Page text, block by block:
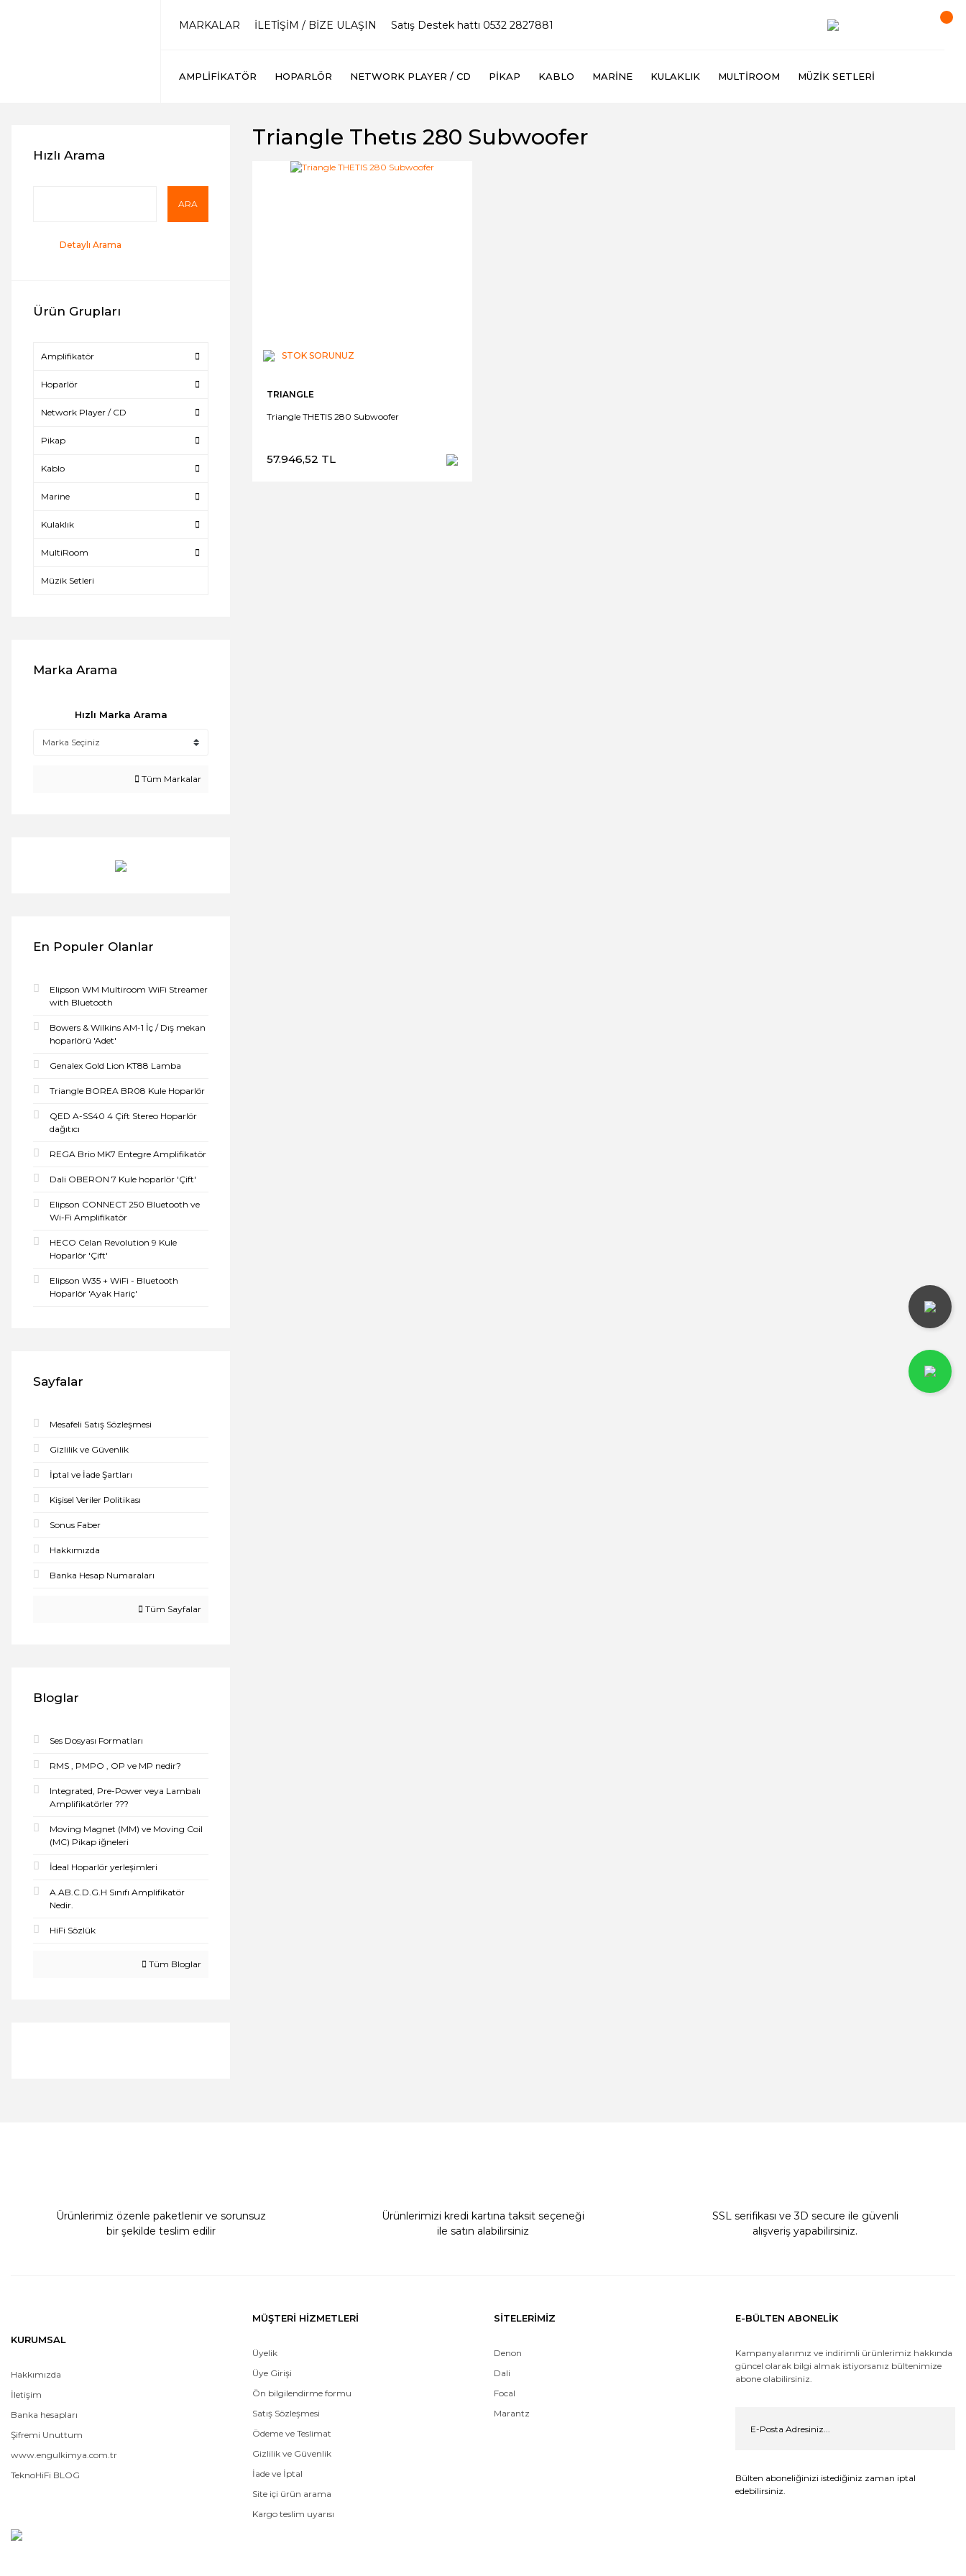
MARKALAR İLETİŞİM / BİZE ULAŞIN Satış Destek hattı 0532 2827881
AMPLIFIKATÖR HOPARLÖR NETWORK PLAYER / CD PIKAP KABLO MARINE KULAKLIK MULTIROOM MÜZIK SETLERI
Hızlı Arama
ARA
Detaylı Arama
Ürün Grupları
Amplifikatör
Hoparlör
Network Player / CD
Pikap
Kablo
Marine
Kulaklık
MultiRoom
Müzik Setleri
Marka Arama
Hızlı Marka Arama
Tüm Markalar
En Populer Olanlar
Elipson WM Multiroom WiFi Streamer
with Bluetooth
Bowers & Wilkins AM-1 İç / Dış mekan
hoparlörü 'Adet'
Genalex Gold Lion KT88 Lamba
Triangle BOREA BR08 Kule Hoparlör
QED A-SS40 4 Çift Stereo Hoparlör
dağıtıcı
REGA Brio MK7 Entegre Amplifikatör
Dali OBERON 7 Kule hoparlör 'Çift'
Elipson CONNECT 250 Bluetooth ve
Wi-Fi Amplifikatör
HECO Celan Revolution 9 Kule
Hoparlör 'Çift'
Elipson W35 + WiFi - Bluetooth
Hoparlör 'Ayak Hariç'
Sayfalar
Mesafeli Satış Sözleşmesi
Gizlilik ve Güvenlik
İptal ve İade Şartları
Kişisel Veriler Politikası
Sonus Faber
Hakkımızda
Banka Hesap Numaraları
Tüm Sayfalar
Bloglar
Ses Dosyası Formatları
RMS , PMPO , OP ve MP nedir?
Integrated, Pre-Power veya Lambalı
Amplifikatörler ???
Moving Magnet (MM) ve Moving Coil
(MC) Pikap iğneleri
İdeal Hoparlör yerleşimleri
A.AB.C.D.G.H Sınıfı Amplifikatör
Nedir.
HiFi Sözlük
Tüm Bloglar
Triangle Thetıs 280 Subwoofer
STOK SORUNUZ
TRIANGLE
Triangle THETIS 280 Subwoofer
57.946,52 TL
Ürünlerimiz özenle paketlenir ve sorunsuz
bir şekilde teslim edilir
Ürünlerimizi kredi kartına taksit seçeneği
ile satın alabilirsiniz
SSL serifikası ve 3D secure ile güvenli
alışveriş yapabilirsiniz.
KURUMSAL
Hakkımızda
İletişim
Banka hesapları
Şifremi Unuttum
www.engulkimya.com.tr
TeknoHiFi BLOG
MÜŞTERİ HİZMETLERİ
Üyelik
Üye Girişi
Ön bilgilendirme formu
Satış Sözleşmesi
Ödeme ve Teslimat
Gizlilik ve Güvenlik
İade ve İptal
Site içi ürün arama
Kargo teslim uyarısı
SİTELERİMİZ
Denon
Dali
Focal
Marantz
E-BÜLTEN ABONELİK
Kampanyalarımız ve indirimli ürünlerimiz hakkında
güncel olarak bilgi almak istiyorsanız bültenimize
abone olabilirsiniz.
Bülten aboneliğinizi istediğiniz zaman iptal
edebilirsiniz.